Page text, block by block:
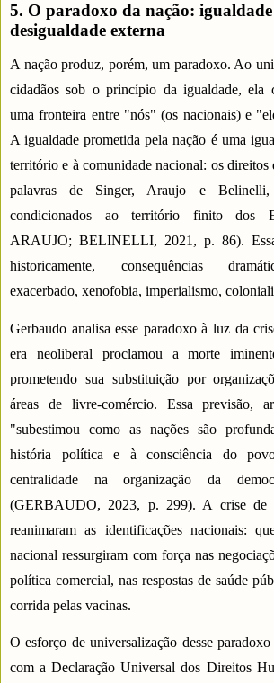
5. O paradoxo da nação:
desigualdade externa
A nação produz, porém, um paradoxo. Ao
cidadãos sob o princípio da igualdade, ela
uma fronteira entre "nós" (os nacionais) e
A igualdade prometida pela nação é uma
território e à comunidade nacional: os direitos
palavras de Singer, Araujo e
condicionados ao território finito dos
ARAUJO; BELINELLI, 2021, p. 86).
historicamente, consequências
exacerbado, xenofobia, imperialismo,
Gerbaudo analisa esse paradoxo à luz da
era neoliberal proclamou a morte
prometendo sua substituição por
áreas de livre-comércio. Essa previsão,
"subestimou como as nações são
história política e à consciência do
centralidade na organização da
(GERBAUDO, 2023, p. 299). A crise de
reanimaram as identificações nacionais:
nacional ressurgiram com força nas
política comercial, nas respostas de saúde
corrida pelas vacinas.
O esforço de universalização desse
com a Declaração Universal dos Direitos